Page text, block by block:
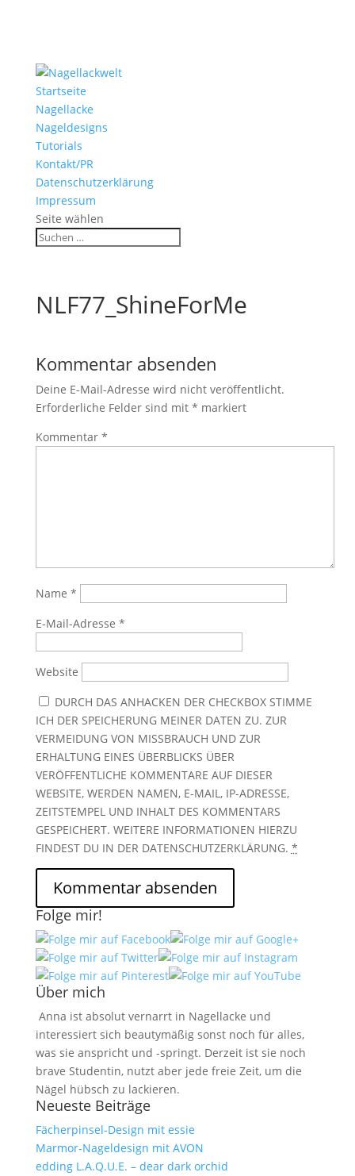
Startseite
Nagellacke
Nageldesigns
Tutorials
Kontakt/PR
Datenschutzerklärung
Impressum
Seite wählen
NLF77_ShineForMe
Kommentar absenden
Deine E-Mail-Adresse wird nicht veröffentlicht.
Erforderliche Felder sind mit * markiert
Kommentar *
Name *
E-Mail-Adresse *
Website
DURCH DAS ANHACKEN DER CHECKBOX STIMME
ICH DER SPEICHERUNG MEINER DATEN ZU. ZUR
VERMEIDUNG VON MISSBRAUCH UND ZUR
ERHALTUNG EINES ÜBERBLICKS ÜBER
VERÖFFENTLICHE KOMMENTARE AUF DIESER
WEBSITE, WERDEN NAMEN, E-MAIL, IP-ADRESSE,
ZEITSTEMPEL UND INHALT DES KOMMENTARS
GESPEICHERT. WEITERE INFORMATIONEN HIERZU
FINDEST DU IN DER DATENSCHUTZERKLÄRUNG. *
Folge mir!
Über mich
Anna ist absolut vernarrt in Nagellacke und
interessiert sich beautymäßig sonst noch für alles,
was sie anspricht und -springt. Derzeit ist sie noch
brave Studentin, nutzt aber jede freie Zeit, um die
Nägel hübsch zu lackieren.
Neueste Beiträge
Fächerpinsel-Design mit essie
Marmor-Nageldesign mit AVON
edding L.A.Q.U.E. – dear dark orchid